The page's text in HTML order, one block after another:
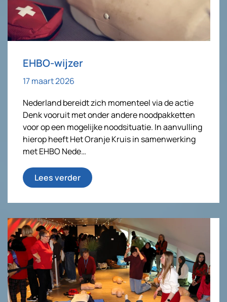
EHBO-wijzer
17 maart 2026
Nederland bereidt zich momenteel via de actie
Denk vooruit met onder andere noodpakketten
voor op een mogelijke noodsituatie. In aanvulling
hierop heeft Het Oranje Kruis in samenwerking
met EHBO Nede…
Lees verder